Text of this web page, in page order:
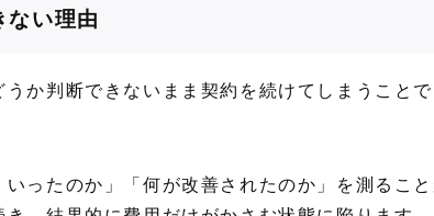
い理由
か判断できないまま契約を続けてしまうことで
ったのか」「何が改善されたのか」を測るこ